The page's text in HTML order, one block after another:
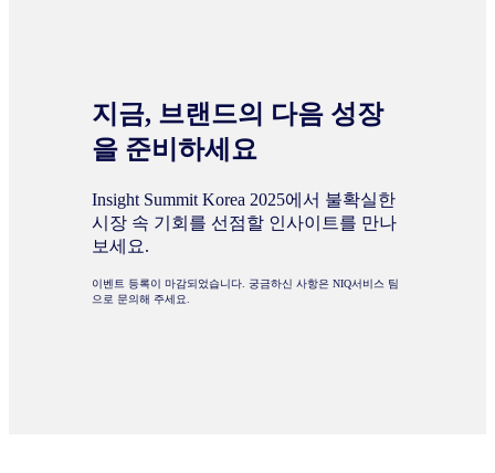
지금, 브랜드의 다음 성장
을 준비하세요
Insight Summit Korea 2025에서 불확실한
시장 속 기회를 선점할 인사이트를 만나
보세요.
이벤트 등록이 마감되었습니다. 궁금하신 사항은 NIQ서비스 팀
으로 문의해 주세요.